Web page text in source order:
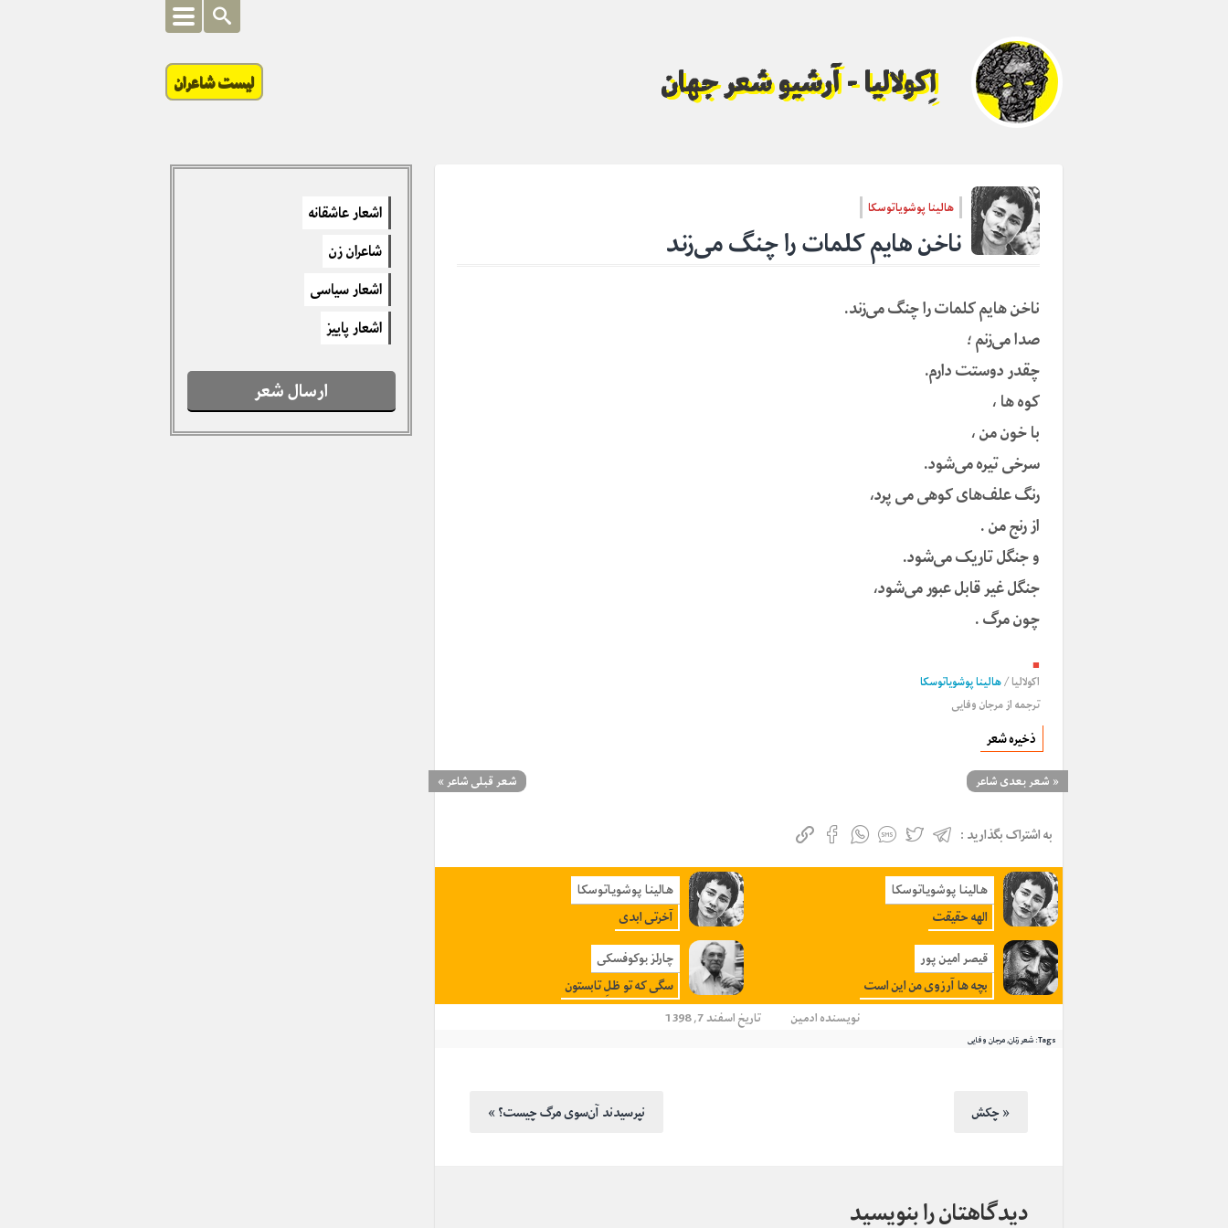
اِکولالیا - آرشیو شعر جهان لیست شاعران
هالینا پوشویاتوسکا
ناخن هایم کلمات را چنگ‌ می‌زند
ناخن هایم کلمات را چنگ‌ می‌زند.
صدا می‌زنم ؛
چقدر دوستت دارم.
کوه ها ،
با خون من ،
سرخی تیره می‌شود.
رنگ علف‌های کوهی می پرد،
از رنج‌ من .
و جنگل تاریک می‌شود.
جنگل غیر قابل عبور می‌شود،
چون مرگ .
■
اکولالیا/هالینا پوشویاتوسکا
ترجمه ازمرجان وفایی
ذخیره شعر
« شعر بعدی شاعر شعر قبلی شاعر»
به اشتراک بگذارید :
هالینا پوشویاتوسکا
الهه حقیقت
هالینا پوشویاتوسکا
آخرتی ابدی
قیصر امین پور
بچه ها آرزوی من این است
چارلز بوکوفسکی
سگی که تو ظلِ تابستون
نویسندهادمین تاریخ اسفند 7, 1398
Tags: شعر زنان,مرجان وفایی
چکش » « نپرسیدند آن‌سوی مرگ چیست؟
دیدگاهتان را بنویسید
اشعار عاشقانه
شاعران زن
اشعار سیاسی
اشعار پاییز
ارسال شعر